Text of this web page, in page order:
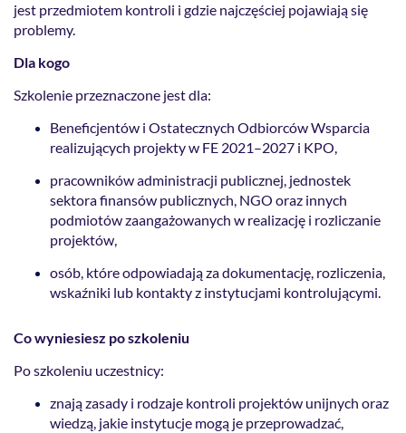
jest przedmiotem kontroli i gdzie najczęściej pojawiają się
problemy.
Dla kogo
Szkolenie przeznaczone jest dla:
Beneficjentów i Ostatecznych Odbiorców Wsparcia
realizujących projekty w FE 2021–2027 i KPO,
pracowników administracji publicznej, jednostek
sektora finansów publicznych, NGO oraz innych
podmiotów zaangażowanych w realizację i rozliczanie
projektów,
osób, które odpowiadają za dokumentację, rozliczenia,
wskaźniki lub kontakty z instytucjami kontrolującymi.
Co wyniesiesz po szkoleniu
Po szkoleniu uczestnicy:
znają zasady i rodzaje kontroli projektów unijnych oraz
wiedzą, jakie instytucje mogą je przeprowadzać,